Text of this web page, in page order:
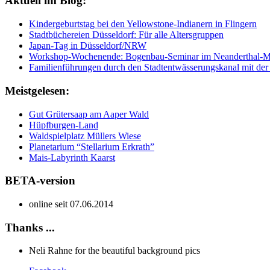
Kindergeburtstag bei den Yellowstone-Indianern in Flingern
Stadtbüchereien Düsseldorf: Für alle Altersgruppen
Japan-Tag in Düsseldorf/NRW
Workshop-Wochenende: Bogenbau-Seminar im Neanderthal-
Familienführungen durch den Stadtentwässerungskanal mit
Meistgelesen:
Gut Grütersaap am Aaper Wald
Hüpfburgen-Land
Waldspielplatz Müllers Wiese
Planetarium “Stellarium Erkrath”
Mais-Labyrinth Kaarst
BETA-version
online seit 07.06.2014
Thanks ...
Neli Rahne for the beautiful background pics